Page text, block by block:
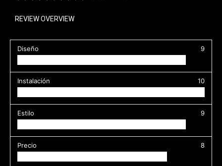
REVIEW OVERVIEW
Diseño 9
Instalación 10
Estilo 9
Precio 8